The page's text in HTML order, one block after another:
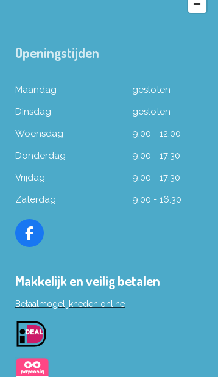
Openingstijden
Maandag
gesloten
Dinsdag
gesloten
Woensdag
9:00 - 12:00
Donderdag
9:00 - 17:30
Vrijdag
9:00 - 17:30
Zaterdag
9:00 - 16:30
F
e
o
o
k
Makkelijk en veilig betalen
Betaalmogelijkheden online